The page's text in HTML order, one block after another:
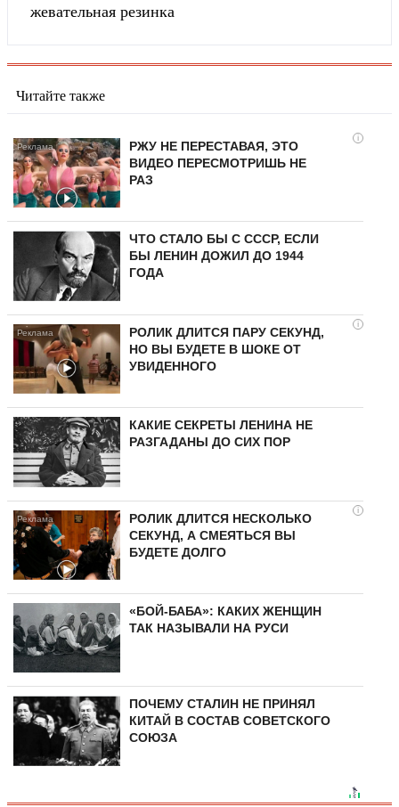
жевательная резинка
Читайте также
i
РЖУ НЕ ПЕРЕСТАВАЯ, ЭТО
ВИДЕО ПЕРЕСМОТРИШЬ НЕ
РАЗ
ЧТО СТАЛО БЫ С СССР, ЕСЛИ
БЫ ЛЕНИН ДОЖИЛ ДО 1944
ГОДА
i
РОЛИК ДЛИТСЯ ПАРУ СЕКУНД,
НО ВЫ БУДЕТЕ В ШОКЕ ОТ
УВИДЕННОГО
КАКИЕ СЕКРЕТЫ ЛЕНИНА НЕ
РАЗГАДАНЫ ДО СИХ ПОР
i
РОЛИК ДЛИТСЯ НЕСКОЛЬКО
СЕКУНД, А СМЕЯТЬСЯ ВЫ
БУДЕТЕ ДОЛГО
«БОЙ-БАБА»: КАКИХ ЖЕНЩИН
ТАК НАЗЫВАЛИ НА РУСИ
ПОЧЕМУ СТАЛИН НЕ ПРИНЯЛ
КИТАЙ В СОСТАВ СОВЕТСКОГО
СОЮЗА